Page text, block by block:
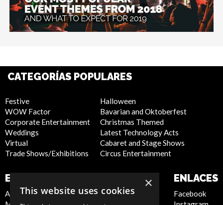
CATEGORÍAS POPULARES
Festive
WOW Factor
Corporate Entertainment
Weddings
Virtual
Trade Shows/Exhibitions
Halloween
Bavarian and Oktoberfest
Christmas Themed
Latest Technology Acts
Cabaret and Stage Shows
Circus Entertainment
EMPRESA
About Us
SITIO WEB
Privacy Policy
ENLACES
Facebook
×
This website uses cookies